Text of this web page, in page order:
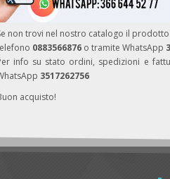
non trovi nel nostro catalogo il
0883566876 o tramite WhatsApp
info su stato ordini, spedizioni e
3517262756
acquisto!